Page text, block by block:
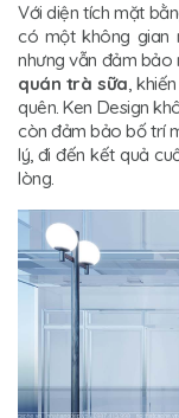
Với diện tích mặt
có một không gian
nhưng vẫn đảm
quán trà sữa,
quên. Ken Design
còn đảm bảo bố trí
lý, đi đến kết quả
lòng.